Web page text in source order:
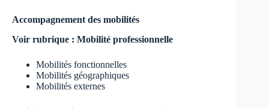
Accompagnement des mobilités
Voir rubrique : Mobilité professionnelle
Mobilités fonctionnelles
Mobilités géographiques
Mobilités externes